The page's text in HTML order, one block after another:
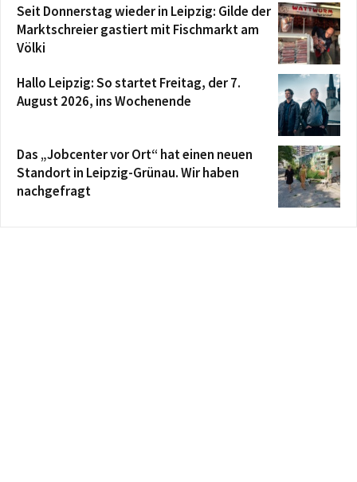
Seit Donnerstag wieder in Leipzig: Gilde der
Marktschreier gastiert mit Fischmarkt am
Völki
Hallo Leipzig: So startet Freitag, der 7.
August 2026, ins Wochenende
Das „Jobcenter vor Ort“ hat einen neuen
Standort in Leipzig-Grünau. Wir haben
nachgefragt